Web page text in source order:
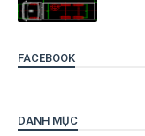
FACEBOOK
DANH MỤC